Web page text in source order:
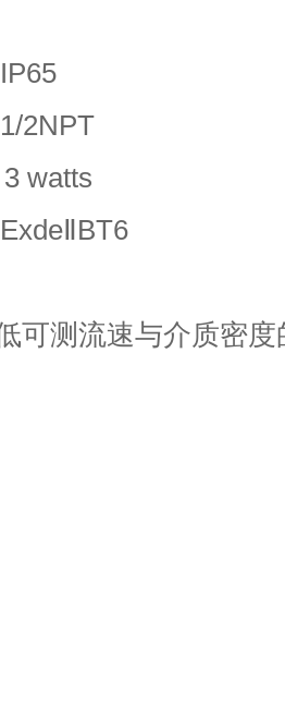
IP65
1/2NPT
watts
ExdeⅡBT6
可测流速与介质密度